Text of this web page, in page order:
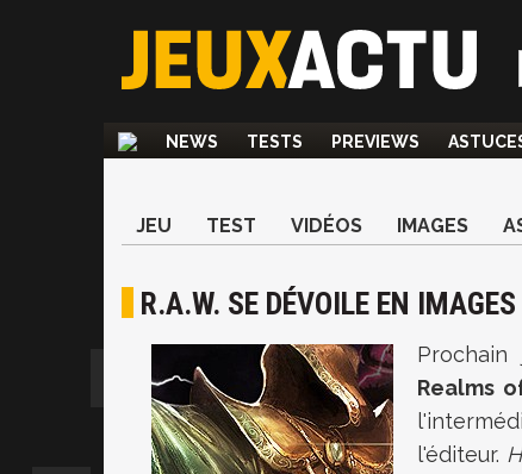
NEWS TESTS PREVIEWS
JEU TEST VIDÉOS IMAGES
R.A.W. SE DÉVOILE EN IMAGES
Realms
l'éditeur.